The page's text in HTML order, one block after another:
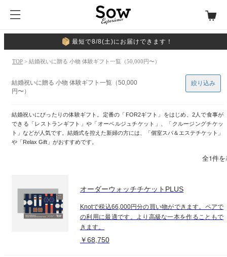
最短で8/8(土)にお届けできます！
TOP > 結婚祝いに贈る 小物 体験ギフト一覧（50,000円〜）
結婚祝いに贈る 小物 体験ギフト一覧（50,000
円〜）
結婚祝いにぴったりの体験ギフト。定番の「FOR2ギフト」をはじめ、2人で食事が
できる「レストランギフト」や「オーベルジュチケット」、「クルージングチケッ
ト」などが人気です。結婚式を控えた新婦の方には、「個室スパ＆エステチケット」
や「Relax Gift」がおすすめです。
絞り込み
全1件
オーダーウォッチチケットPLUS
Knotで税込66,000円分の買い物ができます。ペアで
の利用に最適です。より高級な一本を作ることもで
きます。
￥68,750